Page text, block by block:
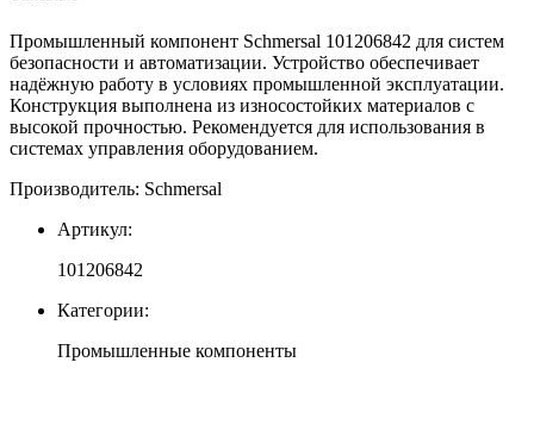
компонент
Промышленный компонент Schmersal 101206842 для систем
безопасности и автоматизации. Устройство обеспечивает
надёжную работу в условиях промышленной эксплуатации.
Конструкция выполнена из износостойких материалов с
высокой прочностью. Рекомендуется для использования в
системах управления оборудованием.
Производитель: Schmersal
Артикул:
101206842
Категории:
Промышленные компоненты